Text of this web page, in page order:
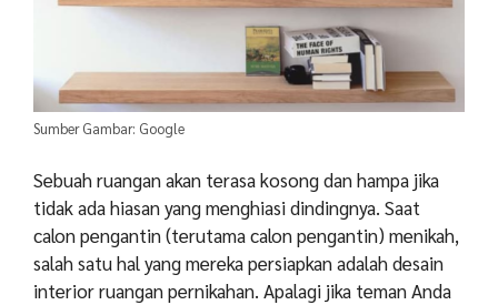
Sumber Gambar: Google
Sebuah ruangan akan terasa kosong dan hampa jika
tidak ada hiasan yang menghiasi dindingnya. Saat
calon pengantin (terutama calon pengantin) menikah,
salah satu hal yang mereka persiapkan adalah desain
interior ruangan pernikahan. Apalagi jika teman Anda